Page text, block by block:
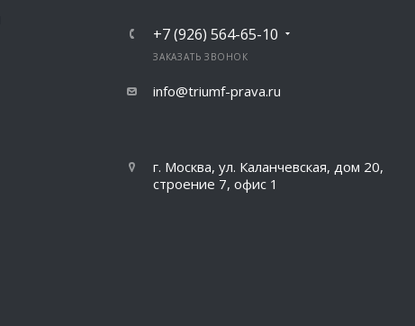
+7 (926) 564-65-10
ЗАКАЗАТЬ ЗВОНОК
info@triumf-prava.ru
г. Москва, ул. Каланчевская, дом 20,
строение 7, офис 1